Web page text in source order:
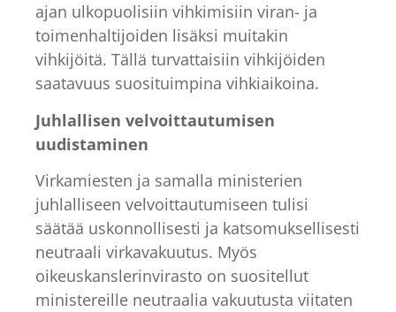
ajan ulkopuolisiin vihkimisiin viran- ja
toimenhaltijoiden lisäksi muitakin
vihkijöitä. Tällä turvattaisiin vihkijöiden
saatavuus suosituimpina vihkiaikoina.
Juhlallisen velvoittautumisen
uudistaminen
Virkamiesten ja samalla ministerien
juhlalliseen velvoittautumiseen tulisi
säätää uskonnollisesti ja katsomuksellisesti
neutraali virkavakuutus. Myös
oikeuskanslerinvirasto on suositellut
ministereille neutraalia vakuutusta viitaten